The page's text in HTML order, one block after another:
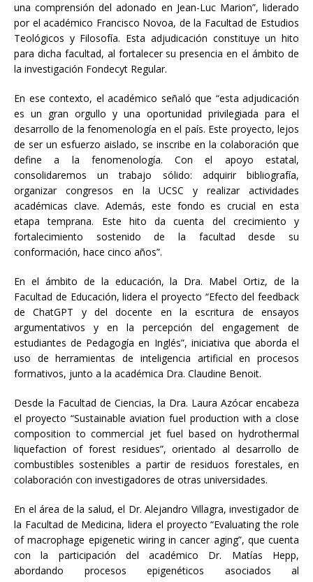
una comprensión del adonado en Jean-Luc Marion”, liderado
por el académico Francisco Novoa, de la Facultad de Estudios
Teológicos y Filosofía. Esta adjudicación constituye un hito
para dicha facultad, al fortalecer su presencia en el ámbito de
la investigación Fondecyt Regular.
En ese contexto, el académico señaló que “esta adjudicación
es un gran orgullo y una oportunidad privilegiada para el
desarrollo de la fenomenología en el país. Este proyecto, lejos
de ser un esfuerzo aislado, se inscribe en la colaboración que
define a la fenomenología. Con el apoyo estatal,
consolidaremos un trabajo sólido: adquirir bibliografía,
organizar congresos en la UCSC y realizar actividades
académicas clave. Además, este fondo es crucial en esta
etapa temprana. Este hito da cuenta del crecimiento y
fortalecimiento sostenido de la facultad desde su
conformación, hace cinco años”.
En el ámbito de la educación, la Dra. Mabel Ortiz, de la
Facultad de Educación, lidera el proyecto “Efecto del feedback
de ChatGPT y del docente en la escritura de ensayos
argumentativos y en la percepción del engagement de
estudiantes de Pedagogía en Inglés”, iniciativa que aborda el
uso de herramientas de inteligencia artificial en procesos
formativos, junto a la académica Dra. Claudine Benoit.
Desde la Facultad de Ciencias, la Dra. Laura Azócar encabeza
el proyecto “Sustainable aviation fuel production with a close
composition to commercial jet fuel based on hydrothermal
liquefaction of forest residues”, orientado al desarrollo de
combustibles sostenibles a partir de residuos forestales, en
colaboración con investigadores de otras universidades.
En el área de la salud, el Dr. Alejandro Villagra, investigador de
la Facultad de Medicina, lidera el proyecto “Evaluating the role
of macrophage epigenetic wiring in cancer aging”, que cuenta
con la participación del académico Dr. Matías Hepp,
abordando procesos epigenéticos asociados al